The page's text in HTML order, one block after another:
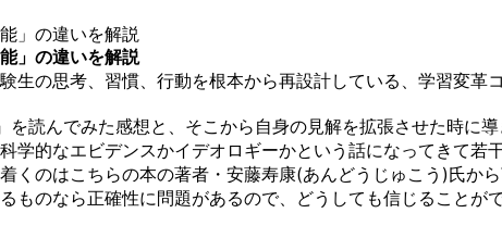
」の違いを解説
」の違いを解説
生の思考、習慣、行動を根本から再設計している、学習変革
読んでみた感想と、そこから自身の見解を拡張させた時に
学的なエビデンスかイデオロギーかという話になってきて
くのはこちらの本の著者・安藤寿康(あんどうじゅこう)氏か
ものなら正確性に問題があるので、どうしても信じること